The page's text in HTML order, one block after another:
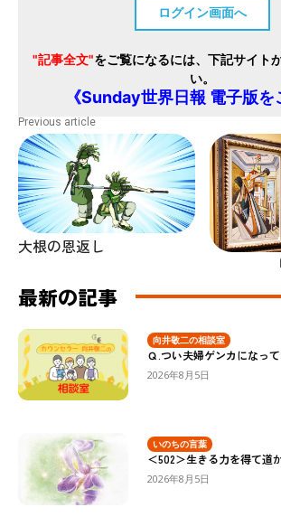
ログイン画面へ
"記事全文"をご覧になるには、下記サイト
い。
《Sunday世界日報 電子版を
Previous article
大根の恩返し
最新の記事
向井敬二の相談室
Ｑ.つい夫婦ゲンカになっ
2026年8月5日
いのちの言葉
＜502＞生きる力を得て道
2026年8月5日